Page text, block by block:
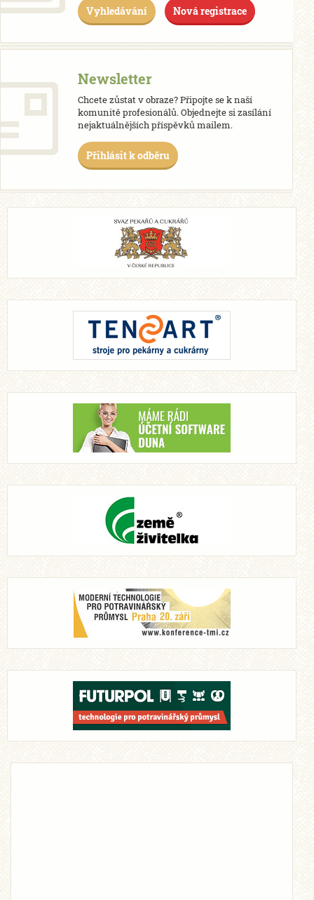
Vyhledávání Nová registrace
Newsletter
Chcete zůstat v obraze? Připojte se k naší
komunitě profesionálů. Objednejte si zasílání
nejaktuálnějších příspěvků mailem.
Přihlásit k odběru